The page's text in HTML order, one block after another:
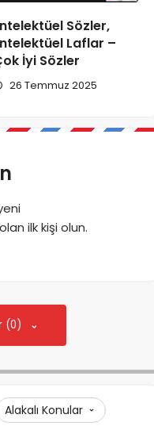
Sözler,
Laflar –
İyi Sözler
26 Temmuz 2025
ilk kişi olun.
(0)
Alakalı Konular